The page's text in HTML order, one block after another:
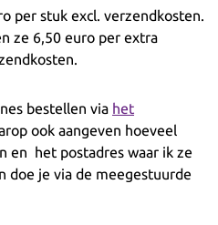
per stuk excl. verzendkosten.
ze 6,50 euro per extra
bestellen via het
ook aangeven hoeveel
en het postadres waar ik ze
doe je via de meegestuurde